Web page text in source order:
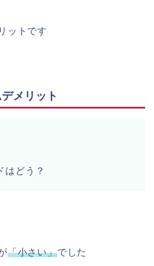
ットです
メリット
はどう？
「小さい」でした